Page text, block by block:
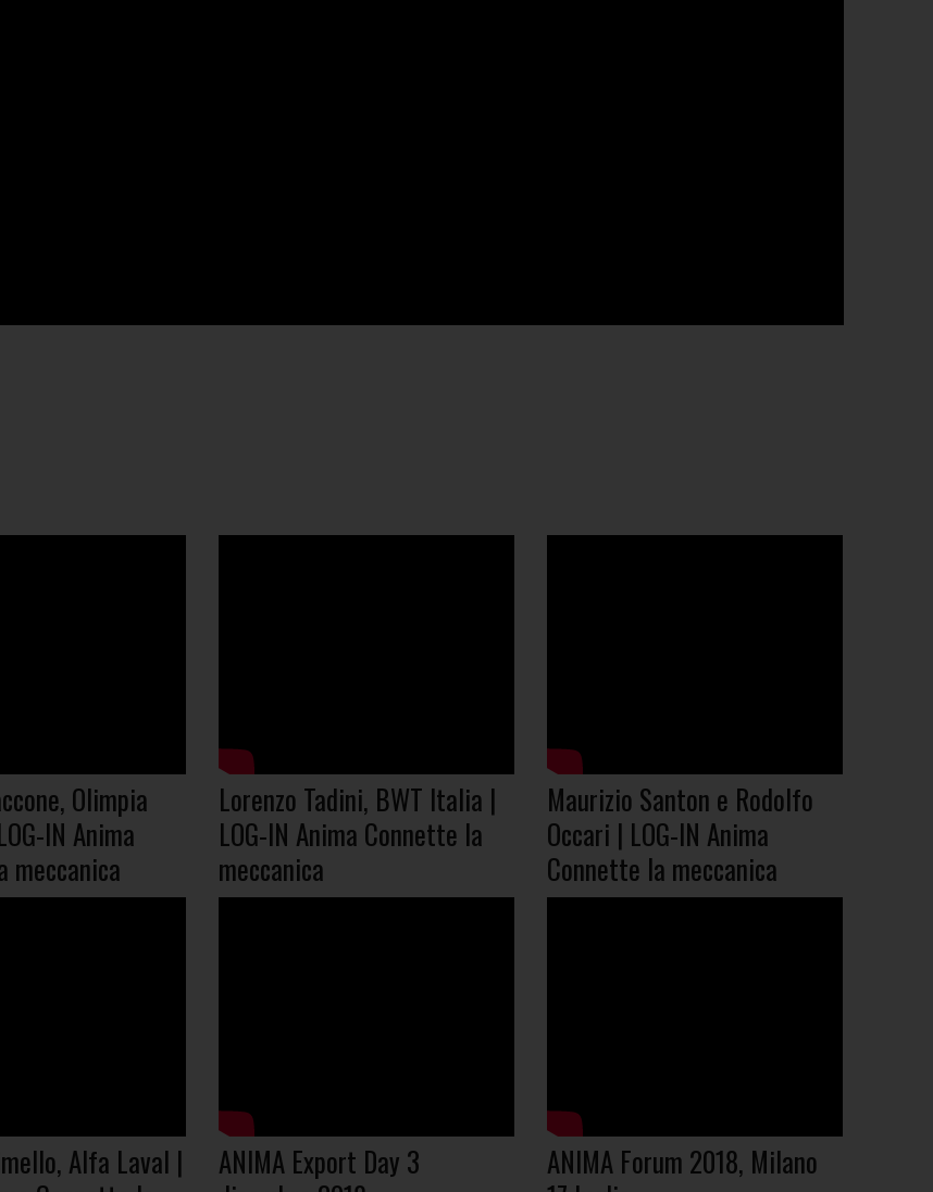
Olimpia
IN Anima
meccanica
Lorenzo Tadini, BWT Italia |
LOG-IN Anima Connette la
meccanica
Maurizio Santon e Rodolfo
Occari | LOG-IN Anima
Connette la meccanica
Alfa Laval |
ANIMA Export Day 3
ANIMA Forum 2018, Milano